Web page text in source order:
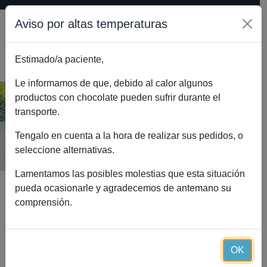
Inicio Blog Calcio, vitamina D y huesos
El blog de referencia de la dieta
Essential Diet
Aviso por altas temperaturas
Estimado/a paciente,
Le informamos de que, debido al calor algunos
productos con chocolate pueden sufrir durante el
transporte.
Tengalo en cuenta a la hora de realizar sus pedidos, o
seleccione alternativas.
Lamentamos las posibles molestias que esta situación
pueda ocasionarle y agradecemos de antemano su
comprensión.
OK